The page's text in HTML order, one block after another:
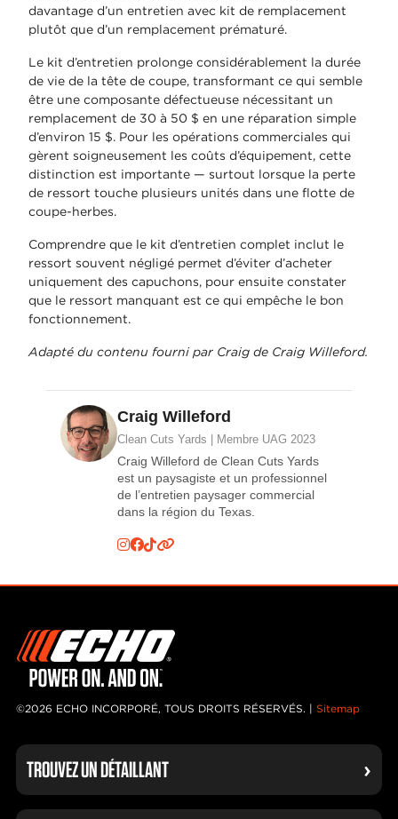
davantage d’un entretien avec kit de remplacement
plutôt que d’un remplacement prématuré.
Le kit d’entretien prolonge considérablement la durée
de vie de la tête de coupe, transformant ce qui semble
être une composante défectueuse nécessitant un
remplacement de 30 à 50 $ en une réparation simple
d’environ 15 $. Pour les opérations commerciales qui
gèrent soigneusement les coûts d’équipement, cette
distinction est importante — surtout lorsque la perte
de ressort touche plusieurs unités dans une flotte de
coupe-herbes.
Comprendre que le kit d’entretien complet inclut le
ressort souvent négligé permet d’éviter d’acheter
uniquement des capuchons, pour ensuite constater
que le ressort manquant est ce qui empêche le bon
fonctionnement.
Adapté du contenu fourni par Craig de Craig Willeford.
Craig Willeford
Clean Cuts Yards | Membre UAG 2023
Craig Willeford de Clean Cuts Yards
est un paysagiste et un professionnel
de l’entretien paysager commercial
dans la région du Texas.
©2026 ECHO INCORPORÉ, TOUS DROITS RÉSERVÉS. | Sitemap
TROUVEZ UN DÉTAILLANT